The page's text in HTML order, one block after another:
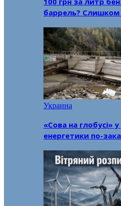
баррель?
Украина
«Сова на глобусі»
енергетики по-